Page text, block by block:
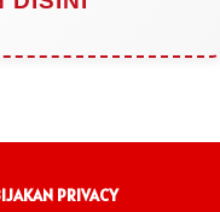
PRIVACY